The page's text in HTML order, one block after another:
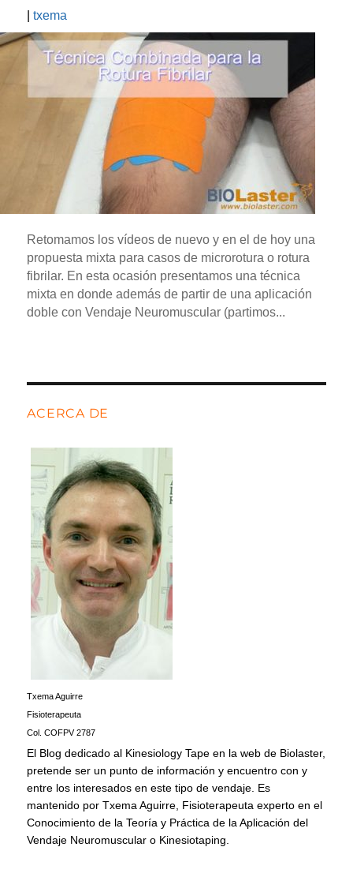
|txema
Retomamos los vídeos de nuevo y en el de hoy una
propuesta mixta para casos de microrotura o rotura
fibrilar. En esta ocasión presentamos una técnica
mixta en donde además de partir de una aplicación
doble con Vendaje Neuromuscular (partimos...
ACERCA DE
Txema Aguirre
Fisioterapeuta
Col. COFPV 2787
El Blog dedicado al Kinesiology Tape en la web de Biolaster,
pretende ser un punto de información y encuentro con y
entre los interesados en este tipo de vendaje. Es
mantenido por Txema Aguirre, Fisioterapeuta experto en el
Conocimiento de la Teoría y Práctica de la Aplicación del
Vendaje Neuromuscular o Kinesiotaping.